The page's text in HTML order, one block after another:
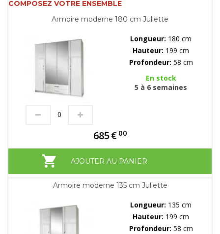
COMPOSEZ VOTRE ENSEMBLE
Armoire moderne 180 cm Juliette
Longueur: 180 cm
Hauteur: 199 cm
Profondeur: 58 cm
En stock
5 à 6 semaines
685€ 00
AJOUTER AU PANIER
Armoire moderne 135 cm Juliette
Longueur: 135 cm
Hauteur: 199 cm
Profondeur: 58 cm